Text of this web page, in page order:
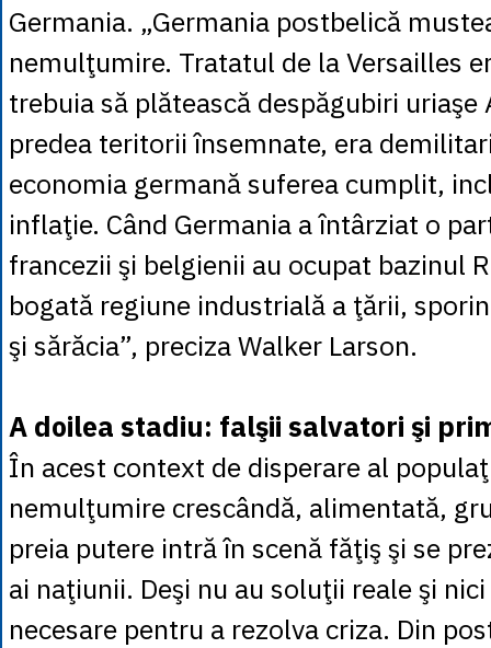
Germania. „Germania postbelică
nemulţumire. Tratatul de la Versailles
trebuia să plătească despăgubiri uriaşe
predea teritorii însemnate, era
economia germană suferea cumplit,
inflaţie. Când Germania a întârziat o
francezii şi belgienii au ocupat bazinul
bogată regiune industrială a ţării,
şi sărăcia”, preciza Walker Larson.
A doilea stadiu: falşii salvatori şi
În acest context de disperare al
nemulţumire crescândă, alimentată,
preia putere intră în scenă făţiş şi se
ai naţiunii. Deşi nu au soluţii reale şi
necesare pentru a rezolva criza. Din